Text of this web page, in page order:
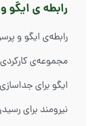
رابطه ی ایگو
رابطه‏‌ی ایگو و
مجموعه‌ی
ایگو برای
نیرومند برای